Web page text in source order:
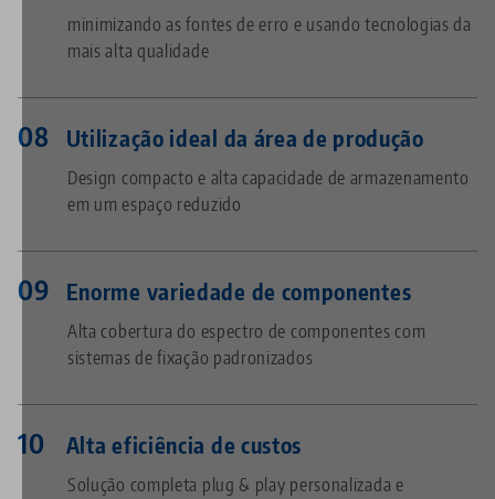
minimizando as fontes de erro e usando tecnologias da
mais alta qualidade
Utilização ideal da área de produção
Design compacto e alta capacidade de armazenamento
em um espaço reduzido
Enorme variedade de componentes
Alta cobertura do espectro de componentes com
sistemas de fixação padronizados
Alta eficiência de custos
Solução completa plug & play personalizada e